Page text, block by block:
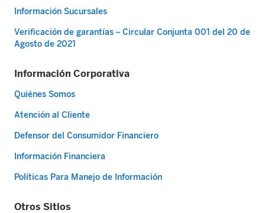
Información Sucursales
Verificación de garantías – Circular Conjunta 001 del 20 de
Agosto de 2021
Información Corporativa
Quiénes Somos
Atención al Cliente
Defensor del Consumidor Financiero
Información Financiera
Políticas Para Manejo de Información
Otros Sitios